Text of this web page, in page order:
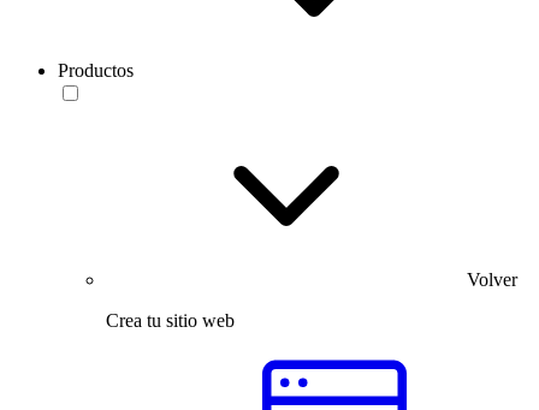
Productos
Volver
Crea tu sitio web